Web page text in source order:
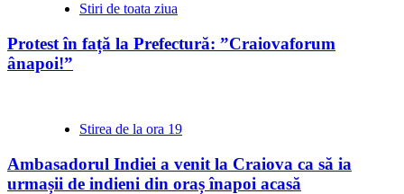
Stiri de toata ziua
Protest în față la Prefectură: ”Craiovaforum
ânapoi!”
Stirea de la ora 19
Ambasadorul Indiei a venit la Craiova ca să ia
urmașii de indieni din oraș înapoi acasă